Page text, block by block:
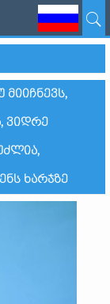
ᲛᲘᲘᲩᲜᲔᲕᲡ,
ᲕᲘᲓᲠᲔ
ᲮᲐᲠᲯᲖᲔ